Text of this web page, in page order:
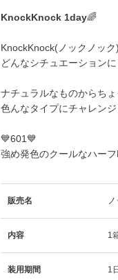
KnockKnock 1day🌈
KnockKnock(ノックノック)
どんなシチュエーション
ナチュラルなものからち
色んなタイプにチャレン
💙601💙
強め発色のクールなハー
販売名
内容 1
装用期間 1